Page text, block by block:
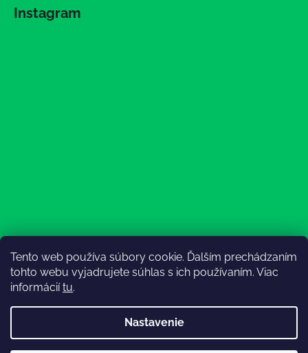
Tento web používa súbory cookie. Ďalším prechádzaním
tohto webu vyjadrujete súhlas s ich používaním. Viac
informáciítu.
Nastavenie
Instagram
Sledovať na Instagrame